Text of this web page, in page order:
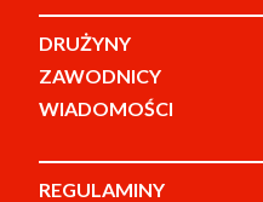
DRUŻYNY
ZAWODNICY
WIADOMOŚCI
REGULAMINY